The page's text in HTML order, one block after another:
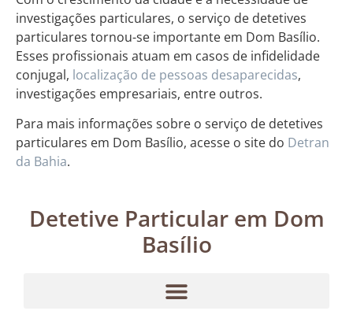
investigações particulares, o serviço de detetives
particulares tornou-se importante em Dom Basílio.
Esses profissionais atuam em casos de infidelidade
conjugal, localização de pessoas desaparecidas,
investigações empresariais, entre outros.
Para mais informações sobre o serviço de detetives
particulares em Dom Basílio, acesse o site do Detran
da Bahia.
Detetive Particular em Dom
Basílio